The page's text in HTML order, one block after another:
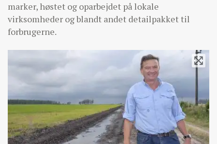
marker, høstet og oparbejdet på lokale
virksomheder og blandt andet detailpakket til
forbrugerne.